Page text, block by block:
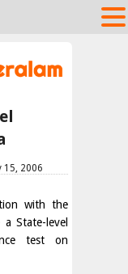
15, 2006
with the
State-level
test on